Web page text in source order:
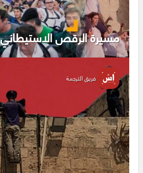
مسيرة الرقص الاستيطاني
فريق الترجمة